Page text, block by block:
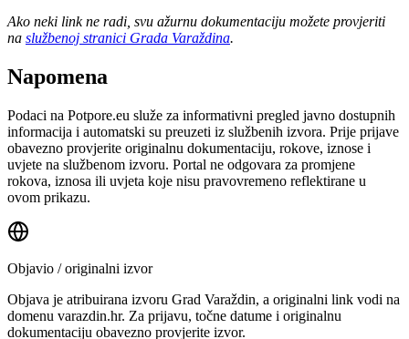
Ako neki link ne radi, svu ažurnu dokumentaciju možete provjeriti
na službenoj stranici Grada Varaždina.
Napomena
Podaci na Potpore.eu služe za informativni pregled javno dostupnih
informacija i automatski su preuzeti iz službenih izvora. Prije prijave
obavezno provjerite originalnu dokumentaciju, rokove, iznose i
uvjete na službenom izvoru. Portal ne odgovara za promjene
rokova, iznosa ili uvjeta koje nisu pravovremeno reflektirane u
ovom prikazu.
Objavio / originalni izvor
Objava je atribuirana izvoru Grad Varaždin, a originalni link vodi na
domenu varazdin.hr. Za prijavu, točne datume i originalnu
dokumentaciju obavezno provjerite izvor.